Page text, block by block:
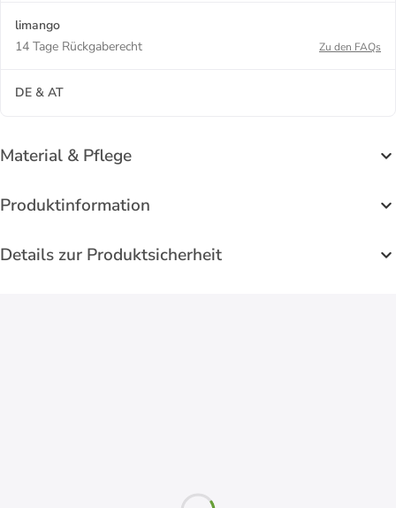
limango
14 Tage Rückgaberecht
Zu den FAQs
DE & AT
Material & Pflege
Produktinformation
Details zur Produktsicherheit